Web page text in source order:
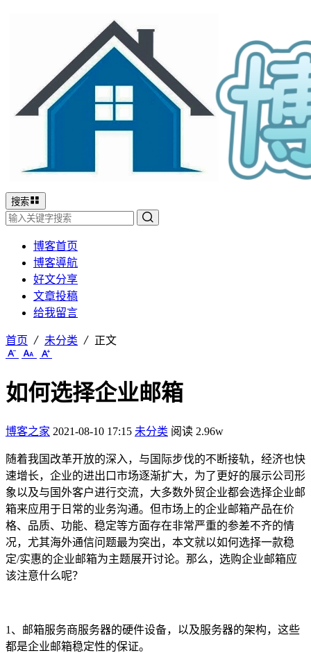
搜索
博客首页
博客導航
好文分享
文章投稿
给我留言
首页 未分类 正文
如何选择企业邮箱
博客之家 2021-08-10 17:15 未分类 阅读 2.96w
随着我国改革开放的深入，与国际步伐的不断接轨，经济也快
速增长，企业的进出口市场逐渐扩大，为了更好的展示公司形
象以及与国外客户进行交流，大多数外贸企业都会选择企业邮
箱来应用于日常的业务沟通。但市场上的企业邮箱产品在价
格、品质、功能、稳定等方面存在非常严重的参差不齐的情
况，尤其海外通信问题最为突出，本文就以如何选择一款稳
定/实惠的企业邮箱为主题展开讨论。那么，选购企业邮箱应
该注意什么呢？
1、邮箱服务商服务器的硬件设备，以及服务器的架构，这些
都是企业邮箱稳定性的保证。